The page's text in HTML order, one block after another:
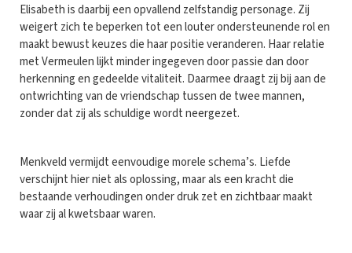
Elisabeth is daarbij een opvallend zelfstandig personage. Zij
weigert zich te beperken tot een louter ondersteunende rol en
maakt bewust keuzes die haar positie veranderen. Haar relatie
met Vermeulen lijkt minder ingegeven door passie dan door
herkenning en gedeelde vitaliteit. Daarmee draagt zij bij aan de
ontwrichting van de vriendschap tussen de twee mannen,
zonder dat zij als schuldige wordt neergezet.
Menkveld vermijdt eenvoudige morele schema’s. Liefde
verschijnt hier niet als oplossing, maar als een kracht die
bestaande verhoudingen onder druk zet en zichtbaar maakt
waar zij al kwetsbaar waren.